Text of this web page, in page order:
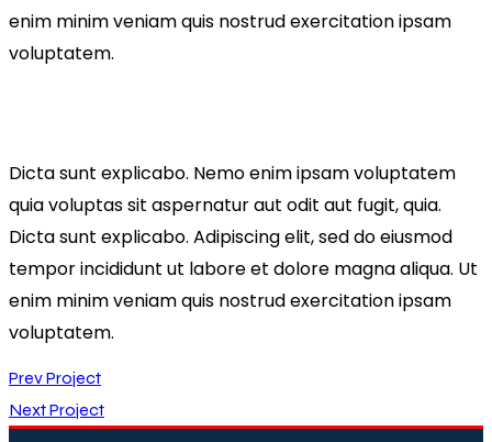
enim minim veniam quis nostrud exercitation ipsam
voluptatem.
Dicta sunt explicabo. Nemo enim ipsam voluptatem
quia voluptas sit aspernatur aut odit aut fugit, quia.
Dicta sunt explicabo. Adipiscing elit, sed do eiusmod
tempor incididunt ut labore et dolore magna aliqua. Ut
enim minim veniam quis nostrud exercitation ipsam
voluptatem.
Prev Project
Next Project